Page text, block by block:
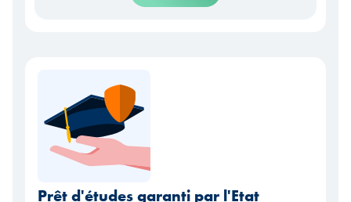
Prêt d'études garanti par l'Etat